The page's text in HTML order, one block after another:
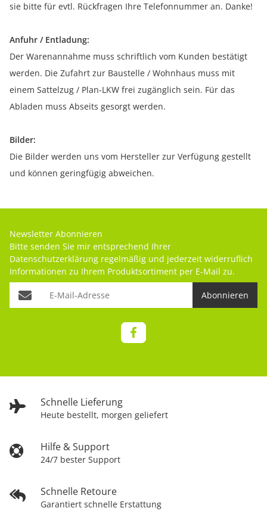
sie bitte für evtl. Rückfragen Ihre Telefonnummer an. Danke!
Anfuhr / Entladung:
Der Warenannahme muss schriftlich vom Kunden bestätigt
werden. Die Zufahrt zur Baustelle / Wohnhaus muss mit
einem Sattelzug / Plan-LKW frei zugänglich sein. Für das
Abladen muss Abseits gesorgt werden.
Bilder:
Die Bilder werden uns vom Hersteller zur Verfügung gestellt
und können geringfügig abweichen.
Schnelle Lieferung
Heute bestellt, morgen geliefert
Hilfe & Support
24/7 bester Support
Schnelle Retoure
Garantiert schnelle Erstattung
Newsletter Abonnieren
Bitte senden Sie mir entsprechend Ihrer
Datenschutzerklärung regelmäßig und jederzeit widerruflich
Informationen zu Ihrem Produktsortiment per E-Mail zu.
Abonnieren